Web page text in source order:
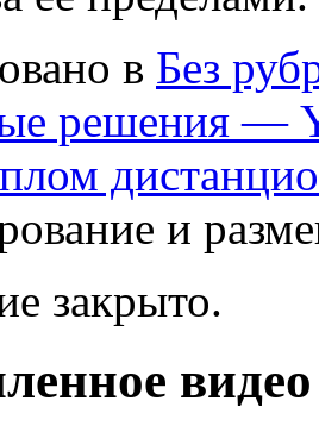
в Без
решения —
и
закрыто.
видео